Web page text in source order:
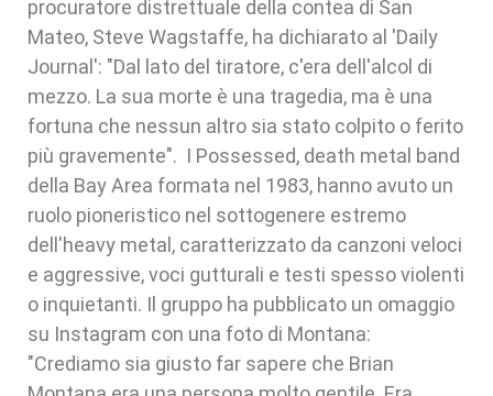
procuratore distrettuale della contea di San
Mateo, Steve Wagstaffe, ha dichiarato al 'Daily
Journal': "Dal lato del tiratore, c'era dell'alcol di
mezzo. La sua morte è una tragedia, ma è una
fortuna che nessun altro sia stato colpito o ferito
più gravemente". I Possessed, death metal band
della Bay Area formata nel 1983, hanno avuto un
ruolo pioneristico nel sottogenere estremo
dell'heavy metal, caratterizzato da canzoni veloci
e aggressive, voci gutturali e testi spesso violenti
o inquietanti. Il gruppo ha pubblicato un omaggio
su Instagram con una foto di Montana:
"Crediamo sia giusto far sapere che Brian